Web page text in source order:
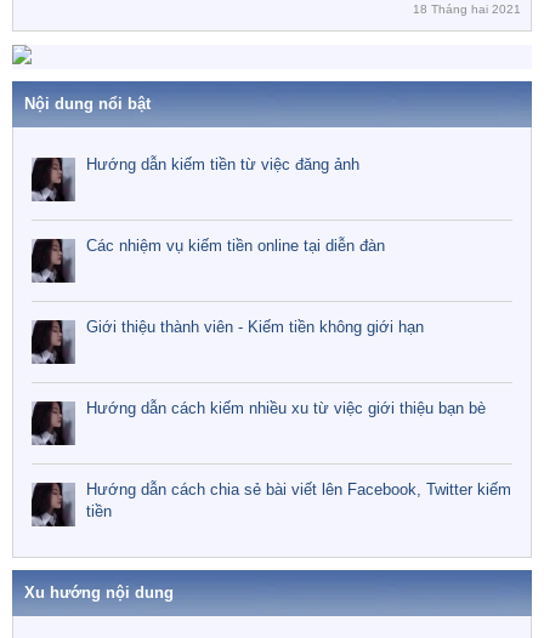
18 Tháng hai 2021
Nội dung nổi bật
Hướng dẫn kiếm tiền từ việc đăng ảnh
Các nhiệm vụ kiếm tiền online tại diễn đàn
Giới thiệu thành viên - Kiếm tiền không giới hạn
Hướng dẫn cách kiếm nhiều xu từ việc giới thiệu bạn bè
Hướng dẫn cách chia sẻ bài viết lên Facebook, Twitter kiếm
tiền
Xu hướng nội dung